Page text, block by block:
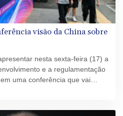
visão da China sobre
nesta sexta-feira (17) a
e a regulamentação
uma conferência que vai
que poderá competir em breve